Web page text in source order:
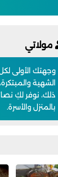
مولاتي
وجهتك الأولى
الشهية
ذلك، نوفر لكِ
بالمنزل والأسرة.